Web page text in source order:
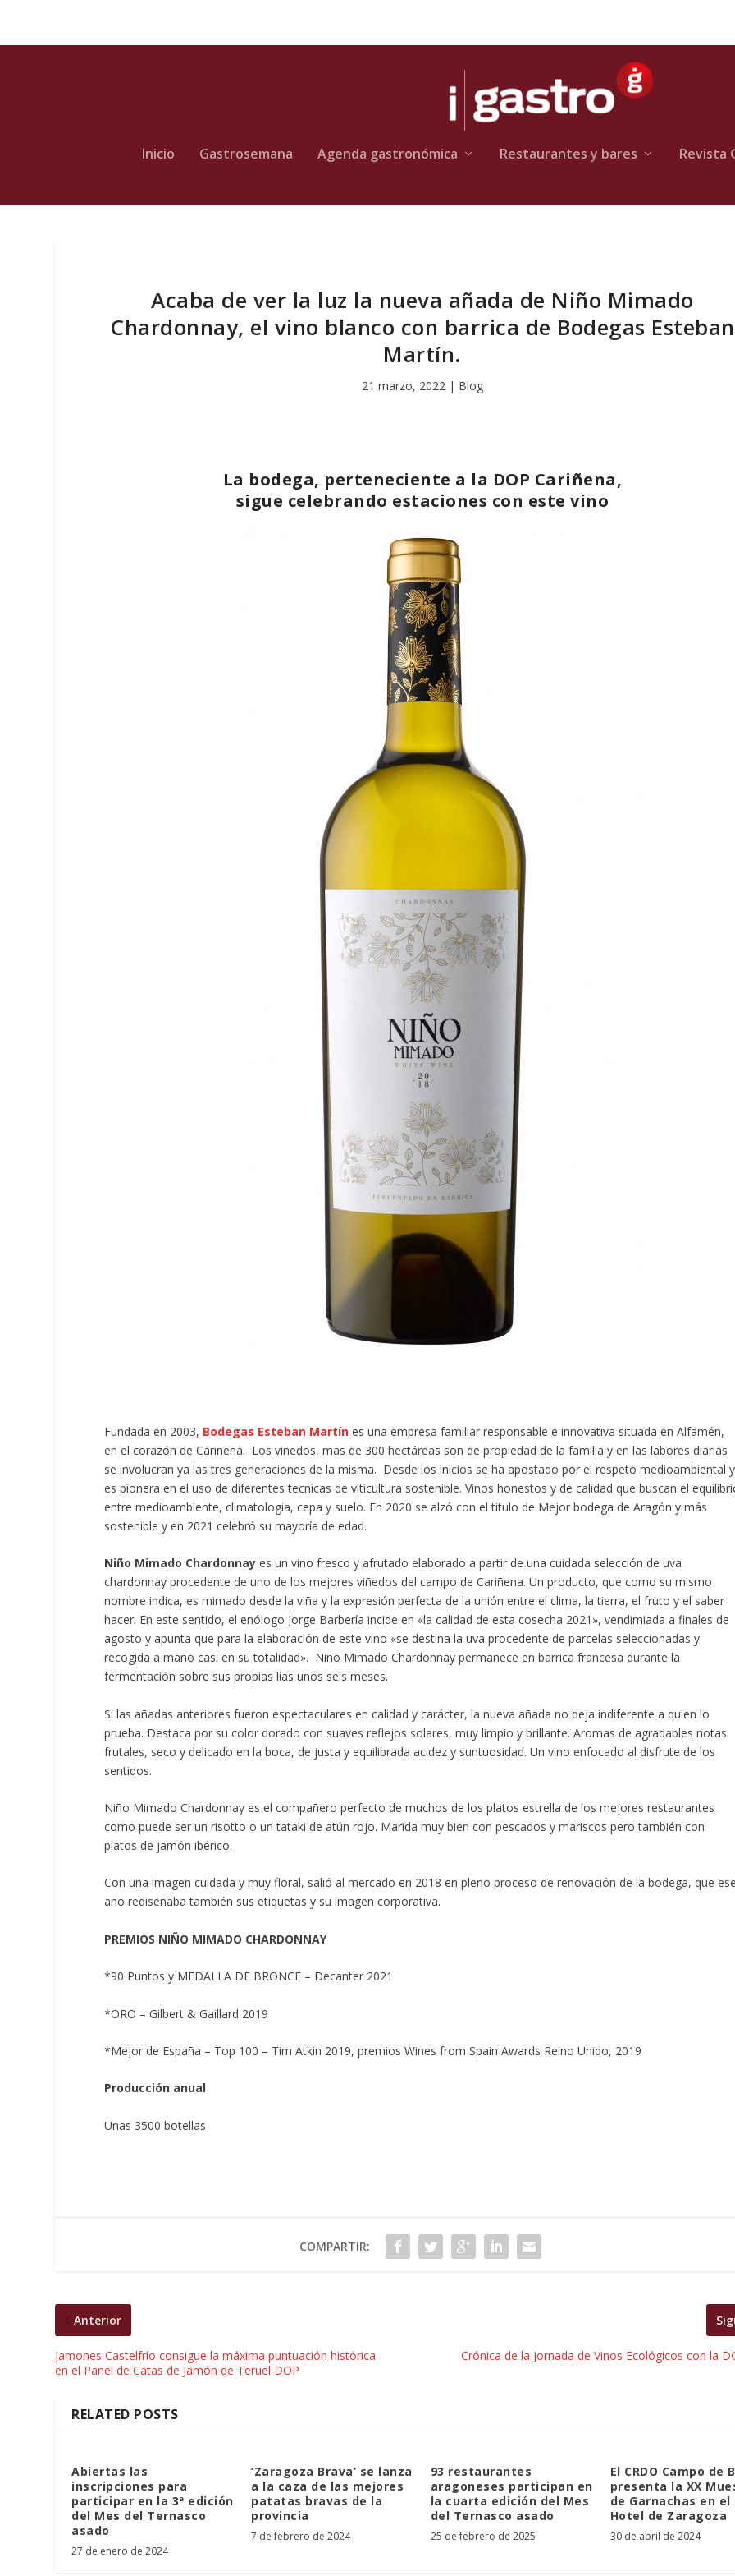
Inicio Gastrosemana Agenda gastronómica Restaurantes y bares Revista
Acaba de ver la luz la nueva añada de Niño Mimado
Chardonnay, el vino blanco con barrica de Bodegas Esteban
Martín.
21 marzo, 2022| Blog
La bodega, perteneciente a la DOP Cariñena,
sigue celebrando estaciones con este vino
Fundada en 2003, Bodegas Esteban Martín es una empresa familiar responsable e innovativa situada en Alfamén,
en el corazón de Cariñena. Los viñedos, mas de 300 hectáreas son de propiedad de la familia y en las labores diarias
se involucran ya las tres generaciones de la misma. Desde los inicios se ha apostado por el respeto medioambiental y
es pionera en el uso de diferentes tecnicas de viticultura sostenible. Vinos honestos y de calidad que buscan el
entre medioambiente, climatologia, cepa y suelo. En 2020 se alzó con el titulo de Mejor bodega de Aragón y más
sostenible y en 2021 celebró su mayoría de edad.
Niño Mimado Chardonnay es un vino fresco y afrutado elaborado a partir de una cuidada selección de uva
chardonnay procedente de uno de los mejores viñedos del campo de Cariñena. Un producto, que como su mismo
nombre indica, es mimado desde la viña y la expresión perfecta de la unión entre el clima, la tierra, el fruto y el saber
hacer. En este sentido, el enólogo Jorge Barbería incide en «la calidad de esta cosecha 2021», vendimiada a finales de
agosto y apunta que para la elaboración de este vino «se destina la uva procedente de parcelas seleccionadas y
recogida a mano casi en su totalidad». Niño Mimado Chardonnay permanece en barrica francesa durante la
fermentación sobre sus propias lías unos seis meses.
Si las añadas anteriores fueron espectaculares en calidad y carácter, la nueva añada no deja indiferente a quien lo
prueba. Destaca por su color dorado con suaves reflejos solares, muy limpio y brillante. Aromas de agradables notas
frutales, seco y delicado en la boca, de justa y equilibrada acidez y suntuosidad. Un vino enfocado al disfrute de los
sentidos.
Niño Mimado Chardonnay es el compañero perfecto de muchos de los platos estrella de los mejores restaurantes
como puede ser un risotto o un tataki de atún rojo. Marida muy bien con pescados y mariscos pero también con
platos de jamón ibérico.
Con una imagen cuidada y muy floral, salió al mercado en 2018 en pleno proceso de renovación de la bodega, que
año rediseñaba también sus etiquetas y su imagen corporativa.
PREMIOS NIÑO MIMADO CHARDONNAY
*90 Puntos y MEDALLA DE BRONCE – Decanter 2021
*ORO – Gilbert & Gaillard 2019
*Mejor de España – Top 100 – Tim Atkin 2019, premios Wines from Spain Awards Reino Unido, 2019
Producción anual
Unas 3500 botellas
COMPARTIR:
Anterior
Jamones Castelfrío consigue la máxima puntuación histórica
en el Panel de Catas de Jamón de Teruel DOP
Crónica de la Jornada de Vinos Ecológicos con la
RELATED POSTS
Abiertas las
inscripciones para
participar en la 3ª edición
del Mes del Ternasco
asado
27 de enero de 2024
‘Zaragoza Brava’ se lanza
a la caza de las mejores
patatas bravas de la
provincia
7 de febrero de 2024
93 restaurantes
aragoneses participan en
la cuarta edición del Mes
del Ternasco asado
25 de febrero de 2025
El CRDO Campo de
presenta la XX
de Garnachas en el
Hotel de Zaragoza
30 de abril de 2024